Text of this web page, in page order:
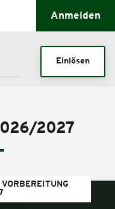
Anmelden
Einlösen
2027
VORBEREITUNG